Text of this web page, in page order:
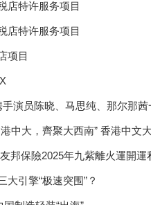
店特许服务项目
店特许服务项目
项目
演员陈晓、马思纯、那尔那
中大，齊聚大西南” 香港中文
邦保險2025年九紫離火運開運
引擎“极速突围”？